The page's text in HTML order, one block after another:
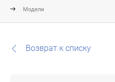
Модели
Возврат к списку